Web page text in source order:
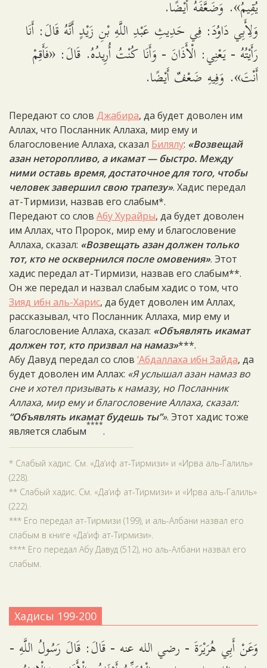
يُقِيمُ». وَضَعَّفَهُ أَيْضًا.
وَلِأَبِي دَاوُدَ: فِي حَدِيثِ عَبْدِ اللَّهِ بْنِ زَيْدٍ أَنَّهُ قَالَ: أَنَا
رَأَيْتُهُ - يَعْنِي: الْأَذَانَ - وَأَنَا كُنْتُ أُرِيدُهُ. قَالَ: «فَأَقِمْ
أَنْتَ». وَفِيهِ ضَعْفٌ أَيْضًا.
Передают со слов Джабира, да будет доволен им
Аллах, что Посланник Аллаха, мир ему и
благословение Аллаха, сказал Билялу: «Возвещай
азан неторопливо, а икамат — быстро. Между
ними оставь время, достаточное для того, чтобы
человек завершил свою трапезу». Хадис передал
ат-Тирмизи, назвав его слабым*.
Передают со слов Абу Хурайры, да будет доволен
им Аллах, что Пророк, мир ему и благословение
Аллаха, сказал: «Возвещать азан должен только
тот, кто не осквернился после омовения». Этот
хадис передал ат-Тирмизи, назвав его слабым**.
Он же передал и назвал слабым хадис о том, что
Зияд ибн аль-Харис, да будет доволен им Аллах,
рассказывал, что Посланник Аллаха, мир ему и
благословение Аллаха, сказал: «Объявлять икамат
должен тот, кто призвал на намаз»***.
Абу Давуд передал со слов ‘Абдаллаха ибн Зайда, да
будет доволен им Аллах: «Я услышал азан намаз во
сне и хотел призывать к намазу, но Посланник
Аллаха, мир ему и благословение Аллаха, сказал:
“Объявлять икамат будешь ты”». Этот хадис тоже
является слабым****.
* Слабый хадис. См. «Да‘иф ат-Тирмизи» и «Ирва аль-Галиль»
(228).
** Слабый хадис. См. «Да‘иф ат-Тирмизи» и «Ирва аль-Галиль»
(222).
*** Его передал ат-Тирмизи (199), и аль-Албани назвал его
слабым в книге «Да‘иф ат­-Тирмизи».
**** Его передал Абу Давуд (512), но аль-Албани назвал его
слабым.
Хадисы 199-200
وَعَنْ أَبِي هُرَيْرَةَ - رضي الله عنه - قَالَ: قَالَ رَسُولُ اللَّهِ -